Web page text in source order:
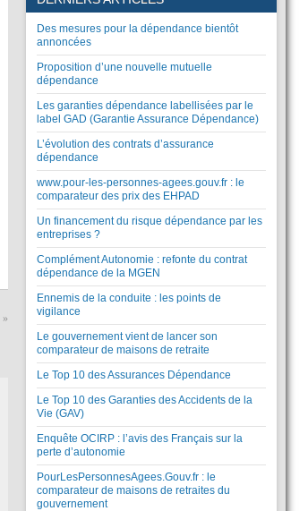
»
Des mesures pour la dépendance bientôt
annoncées
Proposition d’une nouvelle mutuelle
dépendance
Les garanties dépendance labellisées par le
label GAD (Garantie Assurance Dépendance)
L’évolution des contrats d’assurance
dépendance
www.pour-les-personnes-agees.gouv.fr : le
comparateur des prix des EHPAD
Un financement du risque dépendance par les
entreprises ?
Complément Autonomie : refonte du contrat
dépendance de la MGEN
Ennemis de la conduite : les points de
vigilance
Le gouvernement vient de lancer son
comparateur de maisons de retraite
Le Top 10 des Assurances Dépendance
Le Top 10 des Garanties des Accidents de la
Vie (GAV)
Enquête OCIRP : l’avis des Français sur la
perte d’autonomie
PourLesPersonnesAgees.Gouv.fr : le
comparateur de maisons de retraites du
gouvernement